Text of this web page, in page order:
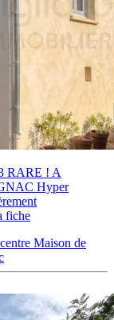
RARE ! A
Hyper
fiche
Maison de